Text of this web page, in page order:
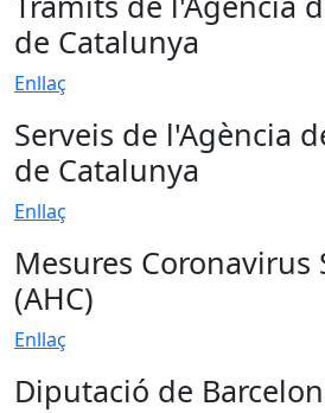
de Catalunya
Enllaç
Serveis de l'Agència
de Catalunya
Enllaç
Mesures Coronavirus
(AHC)
Enllaç
Diputació de